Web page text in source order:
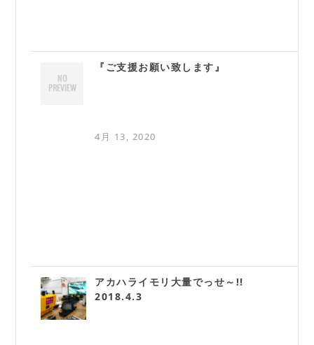
『ご支援お願い致します』
4月 13, 2020
アカハライモリ大量でっせ～!!
2018.4.3